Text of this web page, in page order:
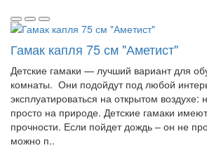
Гамак капля 75 см "Аметист"
Детские гамаки — лучший вариант для
комнаты. Они подойдут под любой
эксплуатироваться на открытом воздухе:
просто на природе. Детские гамаки
прочности. Если пойдет дождь – он не
можно п..